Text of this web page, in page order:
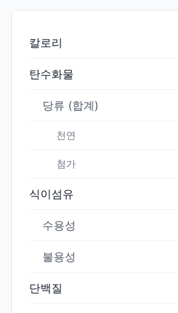
칼로리
탄수화물
당류 (합계)
천연
첨가
식이섬유
수용성
불용성
단백질